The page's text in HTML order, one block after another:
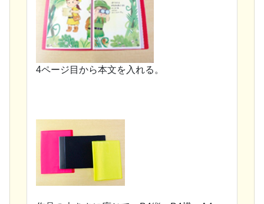
4ページ目から本文を入れる。